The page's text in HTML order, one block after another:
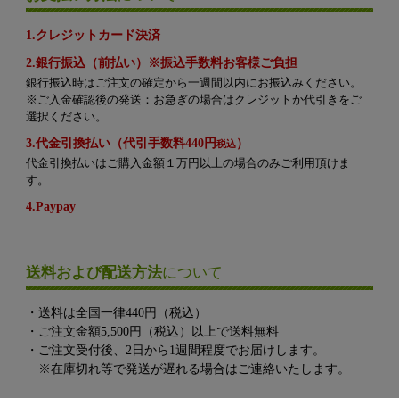
1.クレジットカード決済
2.銀行振込（前払い）※振込手数料お客様ご負担
銀行振込時はご注文の確定から一週間以内にお振込みください。
※ご入金確認後の発送：お急ぎの場合はクレジットか代引きをご
選択ください。
3.代金引換払い（代引手数料440円税込）
代金引換払いはご購入金額１万円以上の場合のみご利用頂けま
す。
4.Paypay
送料および配送方法について
・送料は全国一律440円（税込）
・ご注文金額5,500円（税込）以上で送料無料
・ご注文受付後、2日から1週間程度でお届けします。
※在庫切れ等で発送が遅れる場合はご連絡いたします。